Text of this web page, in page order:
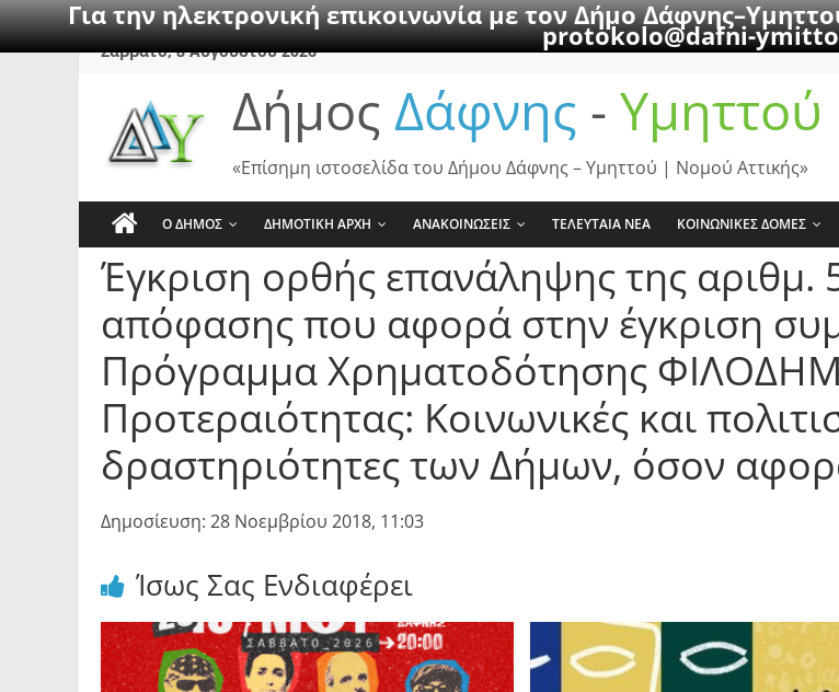
Για την ηλεκτρονική επικοινωνία με τον Δήμο
protokolo@dafni-
SkipΣάββατο, 8 Αυγούστου 2026
Δήμος Δάφνης - Υμηττού
«Επίσημη ιστοσελίδα του Δήμου Δάφνης – Υμηττού | Νομού Αττικής»
Ο ΔΗΜΟΣ ΔΗΜΟΤΙΚΗ ΑΡΧΗ ΑΝΑΚΟΙΝΩΣΕΙΣ ΤΕΛΕΥΤΑΙΑ ΝΕΑ ΚΟΙΝΩΝΙΚΕΣ ΔΟΜΕΣ
Έγκριση ορθής επανάληψης της
απόφασης που αφορά στην έγκριση
Πρόγραμμα Χρηματοδότησης
Προτεραιότητας: Κοινωνικές και
δραστηριότητες των Δήμων, όσον
Δημοσίευση: 28 Νοεμβρίου 2018, 11:03
Ίσως Σας Ενδιαφέρει